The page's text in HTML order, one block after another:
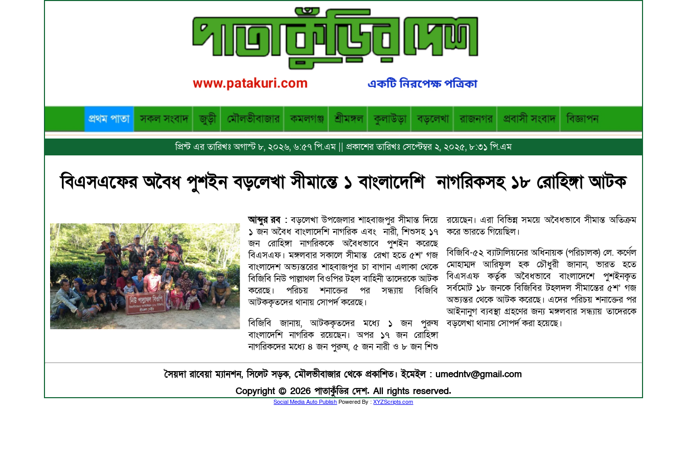
প্রিন্ট এর তারিখঃ অগাস্ট ৮, ২০২৬, ৬:৫৭ পি.এম || প্রকাশের তারিখঃ সেপ্টেম্বর ২, ২০২৫, ৮:৩১ পি.এম
বিএসএফের অবৈধ পুশইন বড়লেখা সীমান্তে ১ বাংলাদেশি নাগরিকসহ ১৮ রোহিঙ্গা আটক
আব্দুর রব: বড়লেখা উপজেলার শাহবাজপুর সীমান্ত দিয়ে
১ জন অবৈধ বাংলাদেশি নাগরিক এবং নারী, শিশুসহ ১৭
জন রোহিঙ্গা নাগরিককে অবৈধভাবে পুশইন করেছে
বিএসএফ। মঙ্গলবার সকালে সীমান্ত রেখা হতে ৫শ’ গজ
বাংলাদেশ অভ্যন্তরের শাহবাজপুর চা বাগান এলাকা থেকে
বিজিবি নিউ পাল্লাথল বিওপির টহল বাহিনী তাদেরকে আটক
করেছে। পরিচয় শনাক্তের পর সন্ধ্যায় বিজিবি
আটককৃতদের থানায় সোপর্দ করেছে।
বিজিবি জানায়, আটককৃতদের মধ্যে ১ জন পুরুষ
বাংলাদেশি নাগরিক রয়েছেন। অপর ১৭ জন রোহিঙ্গা
নাগরিকদের মধ্যে ৪ জন পুরুষ, ৫ জন নারী ও ৮ জন শিশু
রয়েছেন। এরা বিভিন্ন সময়ে অবৈধভাবে সীমান্ত অতিক্রম
করে ভারতে গিয়েছিল।
বিজিবি-৫২ ব্যাটালিয়নের অধিনায়ক (পরিচালক) লে. কর্ণেল
মোহাম্মদ আরিফুল হক চৌধুরী জানান, ভারত হতে
বিএসএফ কর্তৃক অবৈধভাবে বাংলাদেশে পুশইনকৃত
সর্বমোট ১৮ জনকে বিজিবির টহলদল সীমান্তের ৫শ’ গজ
অভ্যন্তর থেকে আটক করেছে। এদের পরিচয় শনাক্তের পর
আইনানুগ ব্যবস্থা গ্রহণের জন্য মঙ্গলবার সন্ধ্যায় তাদেরকে
বড়লেখা থানায় সোপর্দ করা হয়েছে।
সৈয়দা রাবেয়া ম্যানশন, সিলেট সড়ক, মৌলভীবাজার থেকে প্রকাশিত। ইমেইল : umedntv@gmail.com
Copyright © 2026 পাতাকুঁডির দেশ. All rights reserved.
Social Media Auto Publish Powered By :XYZScripts.com